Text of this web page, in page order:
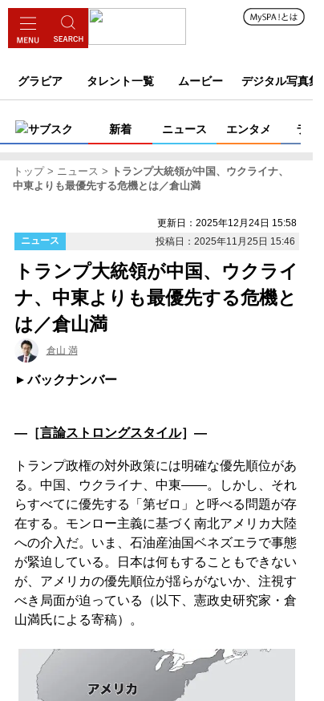
グラビア タレント一覧 ムービー デジタル写真集
サブスク 新着 ニュース エンタメ ライフ
トップ ニュース
トランプ大統領が中国、ウクライナ、
中東よりも最優先する危機とは／倉山満
更新日：2025年12月24日 15:58
ニュース
投稿日：2025年11月25日 15:46
トランプ大統領が中国、ウクライ
ナ、中東よりも最優先する危機と
は／倉山満
倉山 満
バックナンバー
―［言論ストロングスタイル］―
トランプ政権の対外政策には明確な優先順位があ
る。中国、ウクライナ、中東――。しかし、それ
らすべてに優先する「第ゼロ」と呼べる問題が存
在する。モンロー主義に基づく南北アメリカ大陸
への介入だ。いま、石油産油国ベネズエラで事態
が緊迫している。日本は何もすることもできない
が、アメリカの優先順位が揺らがないか、注視す
べき局面が迫っている（以下、憲政史研究家・倉
山満氏による寄稿）。